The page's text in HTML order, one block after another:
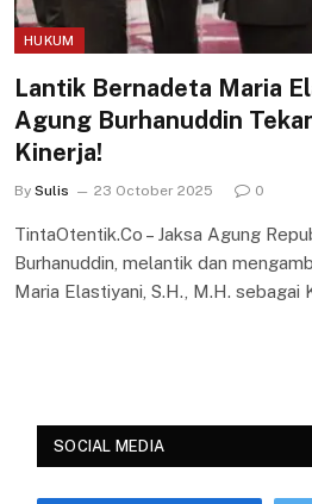
HUKUM
Lantik Bernadeta Maria
Agung Burhanuddin
Kinerja!
By Sulis 23 October 2025 0
TintaOtentik.Co – Jaksa Agung
Burhanuddin, melantik dan
Maria Elastiyani, S.H., M.H. sebagai
SOCIAL MEDIA